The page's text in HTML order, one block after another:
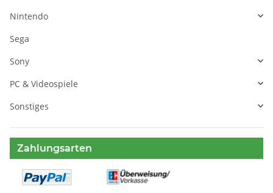
Nintendo
Sega
Sony
PC & Videospiele
Sonstiges
Zahlungsarten